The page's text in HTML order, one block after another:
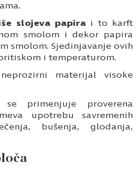
slojeva papira i to karft
smolom i dekor papira
smolom. Sjedinjavanje ovih
i temperaturom.
materijal visoke
primenjuje proverena
upotrebu savremenih
bušenja, glodanja,